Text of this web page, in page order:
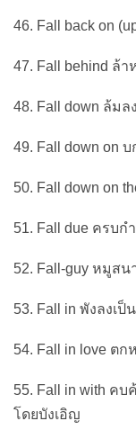
46. Fall back on
47. Fall behind ล้
48. Fall down ล้ม
49. Fall down on
50. Fall down on
51. Fall due ครบ
52. Fall-guy หมูส
53. Fall in พังลงเ
54. Fall in love ตก
55. Fall in with ค
โดยบังเอิญ